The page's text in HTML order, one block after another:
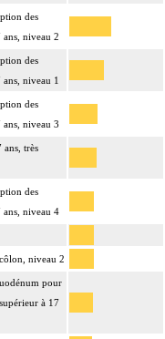
des
ans, niveau 2
des
niveau 1
des
ans, niveau 3
ans, très
des
ans, niveau 4
niveau 2
pour
à 17